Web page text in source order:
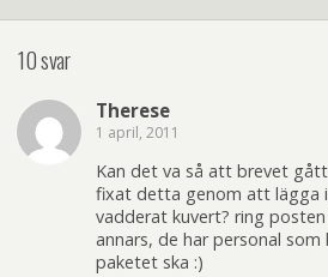
10 svar
Therese
1 april, 2011
Kan det va så att brevet
fixat detta genom att lägga
vadderat kuvert? ring
annars, de har personal
paketet ska :)